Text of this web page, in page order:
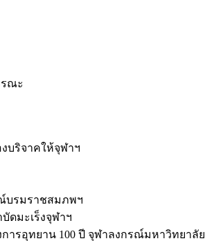
รณะ
บริจาคให้จุฬาฯ
บรมราชสมภพฯ
ดมะเร็งจุฬาฯ
การอุทยาน 100 ปี จุฬาลงกรณ์มหาวิทยาลัย